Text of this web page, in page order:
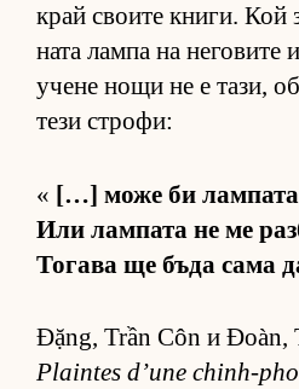
край сво­ите кни­ги. Кой
ната лампа на не­го­вите
учене нощи не е та­зи,
тези стро­фи:
« […] може би
Или лам­пата не ме
То­гава ще бъда сама
Đặng, Trần Côn и Đoàn,
Plaintes d’une chinh-